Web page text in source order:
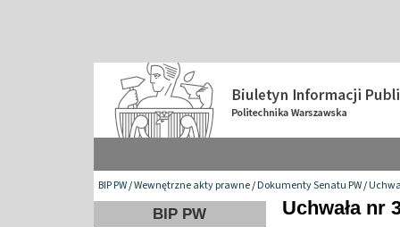
BIP PW/Wewnętrzne akty prawne/Dokumenty Senatu PW/
BIP PW Uchwała nr